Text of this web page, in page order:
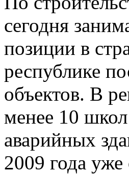
сегодня
позиции в
республике
объектов. В
менее 10
аварийных
2009 года уже